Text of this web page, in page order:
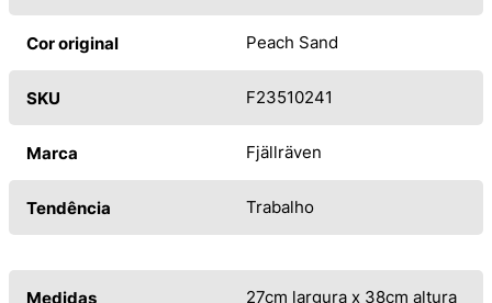
Cor original Peach Sand
SKU F23510241
Marca Fjällräven
Tendência Trabalho
Medidas
27cm largura x 38cm altura